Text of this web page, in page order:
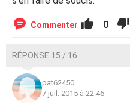
Commenter 0
RÉPONSE 15 / 16
pat62450
7 juil. 2015 à 22:46